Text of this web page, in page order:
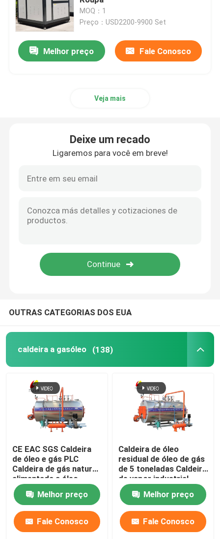
Caldeira de água quente industrial
Caldeira térmica do óleo
caldeira de vapor elétrica
Autoclave concreta
caldeira de vapor vertical
gerador de vapor elétrico
Fornalha do ar quente
reator alinhado de vidro
Aparelhos auxiliares de caldeiras
MOQ：1
Preço：USD2200-9900 Set
Melhor preço Fale Conosco
Veja mais
Deixe um recado
Ligaremos para você em breve!
OUTRAS CATEGORIAS DOS EUA
caldeira a gasóleo (138)
CE EAC SGS Caldeira
de óleo e gás PLC
Caldeira de gás natural
alimentada a óleo
Melhor preço
Fale Conosco
Caldeira de óleo
residual de óleo de gás
de 5 toneladas Caldeira
de vapor industrial
para indústria leve de
ferro Melhor preço
Fale Conosco